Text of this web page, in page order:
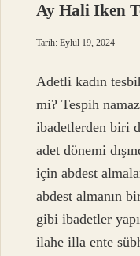
Ay Hali Iken
Tarih: Eylül 19, 2024
Adetli kadın
mi? Tespih
ibadetlerden biri
adet dönemi
için abdest
abdest almanın
gibi ibadetler
ilahe illa ente